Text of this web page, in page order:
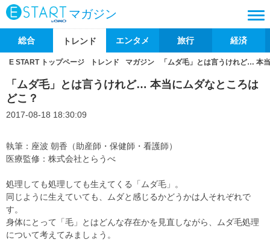
マガジン
総合 トレンド エンタメ 旅行 経済
E START トップページ トレンド マガジン 「ムダ毛」とは言うけれど… 本
「ムダ毛」とは言うけれど… 本当にムダなところは
どこ？
2017-08-18 18:30:09
執筆：座波 朝香（助産師・保健師・看護師）
医療監修：株式会社とらうべ
処理しても処理しても生えてくる「ムダ毛」。
同じように生えていても、ムダと感じるかどうかは人それぞれで
す。
身体にとって「毛」とはどんな存在かを見直しながら、ムダ毛処理
について考えてみましょう。